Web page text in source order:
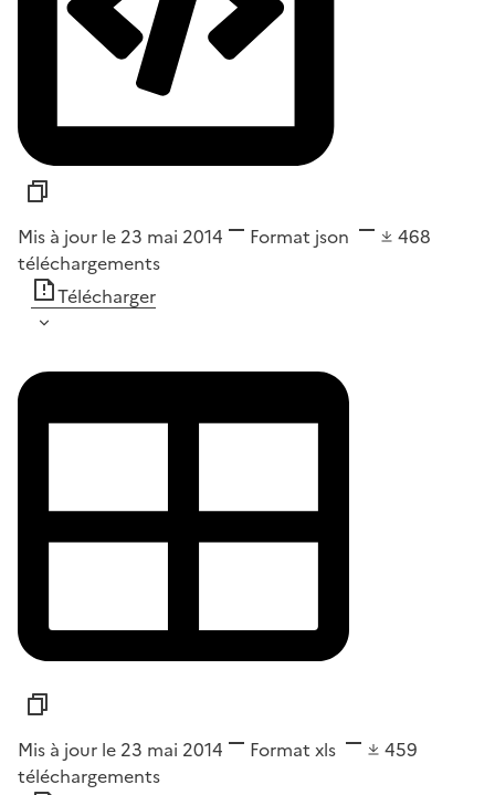
Mis à jour le 23 mai 2014 Format json
468
téléchargements
Télécharger
Mis à jour le 23 mai 2014 Format xls
459
téléchargements